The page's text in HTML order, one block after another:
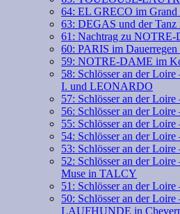
64: EL GRECO im Grand
63: DEGAS und der Tanz
61: Nachtrag zu
60: PARIS im Dauerregen
59: NOTRE-DAME im
58: Schlösser an der
I. und LEONARDO
57: Schlösser an der
56: Schlösser an der
55: Schlösser an der
54: Schlösser an der
53: Schlösser an der
52: Schlösser an der
Muse in TALCY
51: Schlösser an der
50: Schlösser an der
LAUFHUNDE in